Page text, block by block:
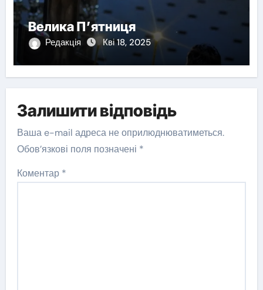
Велика П’ятниця
Редакція Кві 18, 2025
Залишити відповідь
Ваша e-mail адреса не оприлюднюватиметься.
Обов’язкові поля позначені *
Коментар *